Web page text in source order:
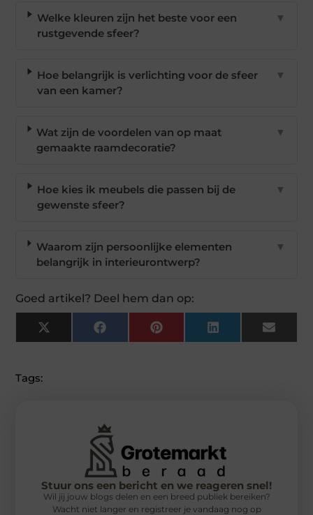
Welke kleuren zijn het beste voor een
rustgevende sfeer?
▼
Hoe belangrijk is verlichting voor de sfeer
van een kamer?
▼
Wat zijn de voordelen van op maat
gemaakte raamdecoratie?
▼
Hoe kies ik meubels die passen bij de
gewenste sfeer?
▼
Waarom zijn persoonlijke elementen
belangrijk in interieurontwerp?
▼
Goed artikel? Deel hem dan op:
X
(Twitter)
FacebookPinterest LinkedIn Email
Tags:
Stuur ons een bericht en we reageren snel!
Wil jij jouw blogs delen en een breed publiek bereiken?
Wacht niet langer en registreer je vandaag nog op